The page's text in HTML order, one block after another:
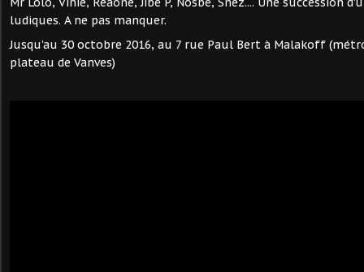
ludiques. A ne pas manquer.
Jusqu'au 30 octobre 2016, au 7 rue Paul Bert à Malakoff
plateau de Vanves)